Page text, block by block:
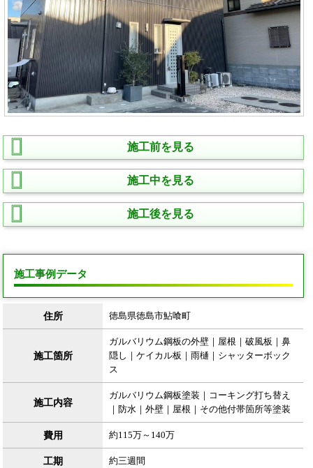
施工前を見る
施工中を見る
施工後を見る
施工事例データ
住所 徳島県徳島市鮎喰町
施工箇所
ガルバリウム鋼板の外壁｜屋根｜破風板｜鼻
隠し｜ケイカル板｜雨樋｜シャッターボック
ス
施工内容
ガルバリウム鋼板塗装｜コーキング打ち替え
｜防水｜外壁｜屋根｜その他付帯箇所等塗装
費用 約115万～140万
工期 約三週間